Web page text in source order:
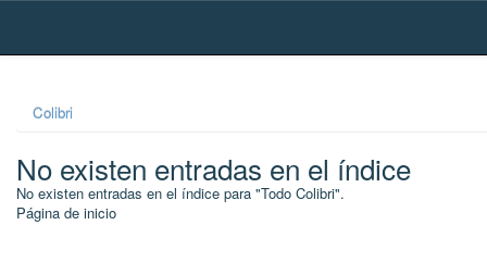
Skip
Colibri
No existen entradas en el índice
No existen entradas en el índice para "Todo Colibri".
Página de inicio